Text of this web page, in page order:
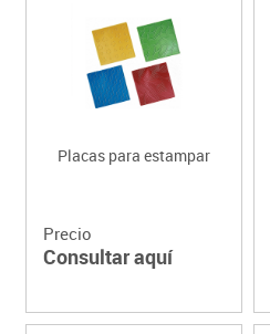
Placas para estampar
Precio
Consultar aquí